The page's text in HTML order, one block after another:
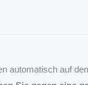
automatisch auf